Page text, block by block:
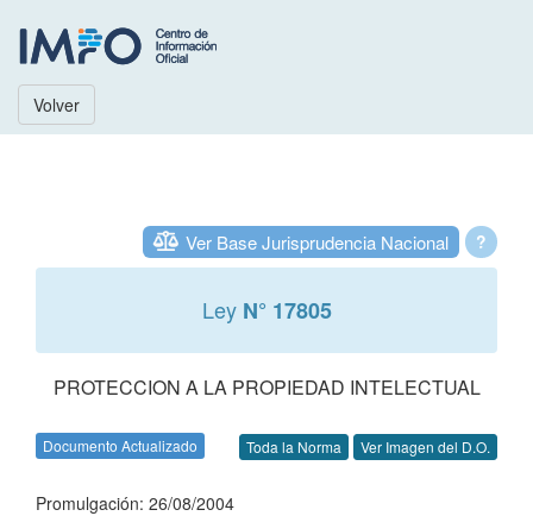
Volver
?
Ver Base Jurisprudencia Nacional
Ley N° 17805
PROTECCION A LA PROPIEDAD INTELECTUAL
Documento Actualizado Toda la Norma Ver Imagen del D.O.
Promulgación: 26/08/2004